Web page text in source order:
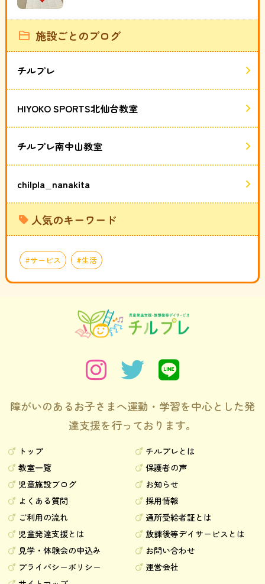
施設ごとのブログ
チルプレ
HIYOKO SPORTS北仙台教室
チルプレ南中山教室
chilpla_nanakita
人気のキーワード
サービス 生活
障がいのあるお子さまへ運動・学習を中心とした発
達支援を行っております。
トップ
チルプレとは
教室一覧
保護者の声
児童施設ブログ
お知らせ
よくある質問
採用情報
ご利用の流れ
通所受給者証とは
児童発達支援とは
放課後等デイサービスとは
見学・体験会の申込み
お問い合わせ
プライバシーポリシー
運営会社